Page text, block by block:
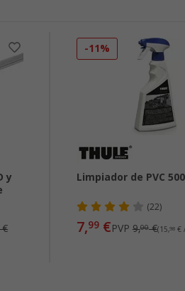
y
€
-11%
Limpiador de PVC
(22)
7,99€PVP 9,00€(15,98€